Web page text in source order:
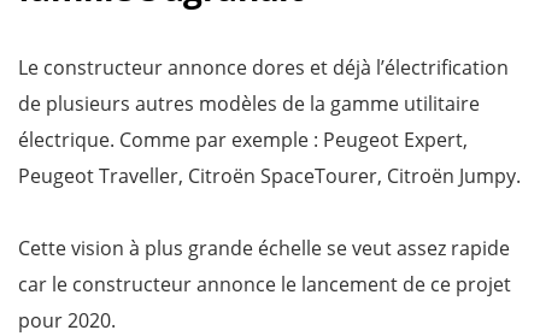
Le constructeur annonce dores et déjà l’électrification
de plusieurs autres modèles de la gamme utilitaire
électrique. Comme par exemple : Peugeot Expert,
Peugeot Traveller, Citroën SpaceTourer, Citroën Jumpy.
Cette vision à plus grande échelle se veut assez rapide
car le constructeur annonce le lancement de ce projet
pour 2020.